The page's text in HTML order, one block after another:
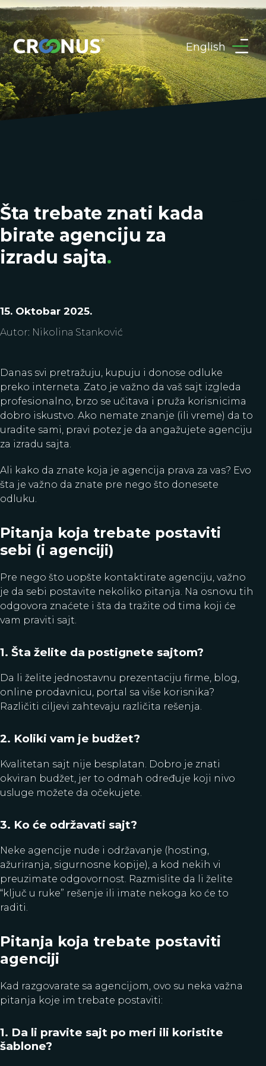
English
Projekti
Reference
Blog
Zakažite online sastanak
Podrška
info@croonus.com
Kralja Petra Prvog 30, Čačak, Srbija
Youtube, Facebook
Šta trebate znati kada
birate agenciju za
izradu sajta.
15. Oktobar 2025.
Autor: Nikolina Stanković
Danas svi pretražuju, kupuju i donose odluke
preko interneta. Zato je važno da vaš sajt izgleda
profesionalno, brzo se učitava i pruža korisnicima
dobro iskustvo. Ako nemate znanje (ili vreme) da to
uradite sami, pravi potez je da angažujete agenciju
za izradu sajta.
Ali kako da znate koja je agencija prava za vas? Evo
šta je važno da znate pre nego što donesete
odluku.
Pitanja koja trebate postaviti
sebi (i agenciji)
Pre nego što uopšte kontaktirate agenciju, važno
je da sebi postavite nekoliko pitanja. Na osnovu tih
odgovora znaćete i šta da tražite od tima koji će
vam praviti sajt.
1. Šta želite da postignete sajtom?
Da li želite jednostavnu prezentaciju firme, blog,
online prodavnicu, portal sa više korisnika?
Različiti ciljevi zahtevaju različita rešenja.
2. Koliki vam je budžet?
Kvalitetan sajt nije besplatan. Dobro je znati
okviran budžet, jer to odmah određuje koji nivo
usluge možete da očekujete.
3. Ko će održavati sajt?
Neke agencije nude i održavanje (hosting,
ažuriranja, sigurnosne kopije), a kod nekih vi
preuzimate odgovornost. Razmislite da li želite
“ključ u ruke” rešenje ili imate nekoga ko će to
raditi.
Pitanja koja trebate postaviti
agenciji
Kad razgovarate sa agencijom, ovo su neka važna
pitanja koje im trebate postaviti:
1. Da li pravite sajt po meri ili koristite
šablone?